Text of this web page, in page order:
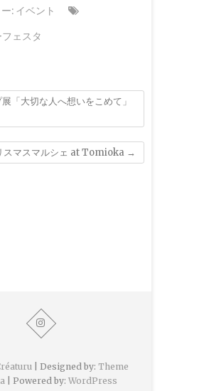
: イベント
ェスタ
「大切な人へ想いをこめて」
スマスマルシェ at Tomioka →
| Designed by: Theme
| Powered by: WordPress